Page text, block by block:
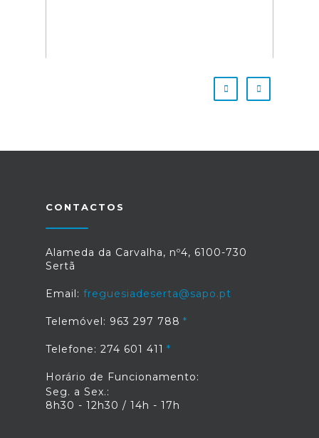
CONTACTOS
Alameda da Carvalha, nº4, 6100-730
Sertã
Email: freguesiadeserta@sapo.pt
Telemóvel: 963 297 788
Telefone: 274 601 411
Horário de Funcionamento:
Seg. a Sex.:
8h30 - 12h30 / 14h - 17h